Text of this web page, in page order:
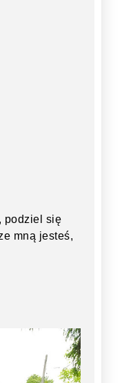
podziel się
mną jesteś,